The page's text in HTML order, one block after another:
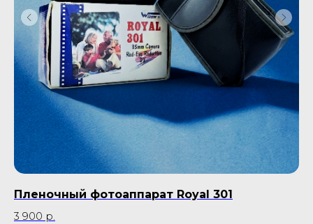
Пленочный фотоаппарат Royal 301
3 900 р.